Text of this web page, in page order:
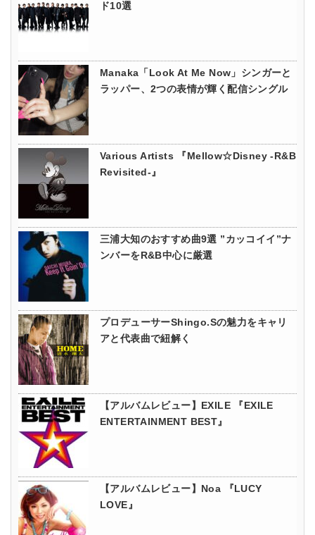
ド10選
Manaka「Look At Me Now」シンガーと
ラッパー、2つの表情が輝く配信シングル
Various Artists 『Mellow☆Disney -R&B
Revisited-』
三浦大知のおすすめ曲9選 ”カッコイイ”ナ
ンバーをR&B中心に厳選
プロデューサーShingo.Sの魅力をキャリ
アと代表曲で紐解く
【アルバムレビュー】EXILE 『EXILE
ENTERTAINMENT BEST』
【アルバムレビュー】Noa 『LUCY
LOVE』